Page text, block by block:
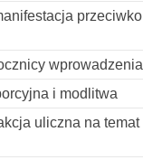
i modlitwa
uliczna na